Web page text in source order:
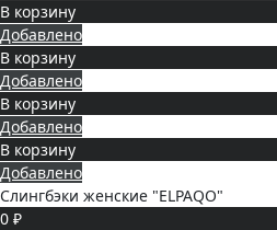
В корзину
Добавлено
В корзину
Добавлено
В корзину
Добавлено
В корзину
Добавлено
Слингбэки женские "ELPAQO"
0 ₽